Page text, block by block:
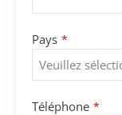
Pays *
Téléphone *